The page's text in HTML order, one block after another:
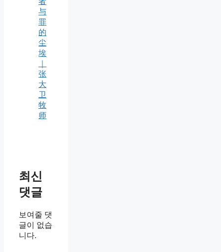
与
罪
的
尘
埃
张
大
卫
牧
师
최신
댓글
보여줄 댓
글이 없습
니다.